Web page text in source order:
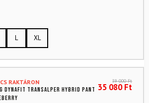
L XL
RAKTÁRON
DYNAFIT Transalper Hybrid Pant
39 000Ft
35 080Ft